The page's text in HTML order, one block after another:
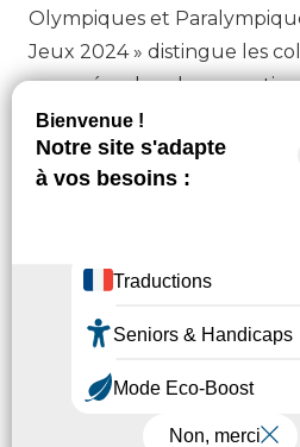
Olympiques et
Jeux 2024 » distingue les
engagées dans la
Olympiques et de la
local.
Ambition Pyrénées
départemental les
la pratique de l’activité
Fortement impliqués dans
ville de Tarbes, la
Tarbes-Lourdes-Pyrénées
Hautes-Pyrénées ont